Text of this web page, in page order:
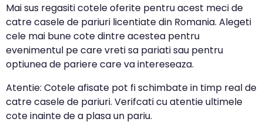
Mai sus regasiti cotele oferite pentru acest meci de
catre casele de pariuri licentiate din Romania. Alegeti
cele mai bune cote dintre acestea pentru
evenimentul pe care vreti sa pariati sau pentru
optiunea de pariere care va intereseaza.
Atentie: Cotele afisate pot fi schimbate in timp real de
catre casele de pariuri. Verifcati cu atentie ultimele
cote inainte de a plasa un pariu.